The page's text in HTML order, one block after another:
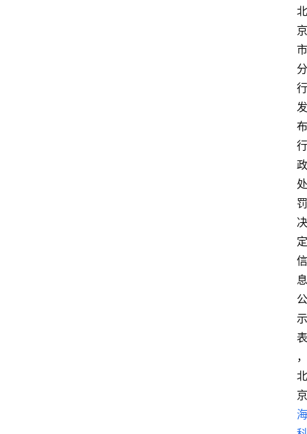
北
京
市
分
行
发
布
行
政
处
罚
决
定
信
息
公
示
表
，
北
京
海